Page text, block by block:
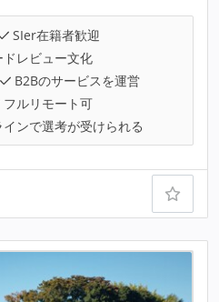
SIer在籍者歓迎
ドレビュー文化
B2Bのサービスを運営
フルリモート可
インで選考が受けられる